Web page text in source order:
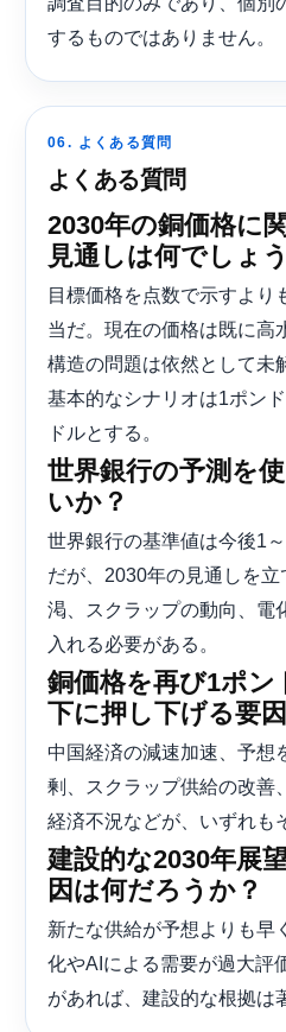
するものではありません。
06. よくある質問
よくある質問
2030年の銅価格に
見通しは何でしょ
目標価格を点数で示すより
当だ。現在の価格は既に高
構造の問題は依然として未
基本的なシナリオは1ポン
ドルとする。
世界銀行の予測を
いか？
世界銀行の基準値は今後1
だが、2030年の見通しを
渇、スクラップの動向、電
入れる必要がある。
銅価格を再び1ポ
下に押し下げる要
中国経済の減速加速、予想
剰、スクラップ供給の改善
経済不況などが、いずれも
建設的な2030年展
因は何だろうか？
新たな供給が予想よりも早
化やAIによる需要が過大評
があれば、建設的な根拠は